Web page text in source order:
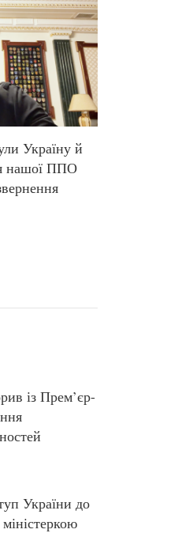
Україну й
нашої ППО
із Прем’єр-
України до